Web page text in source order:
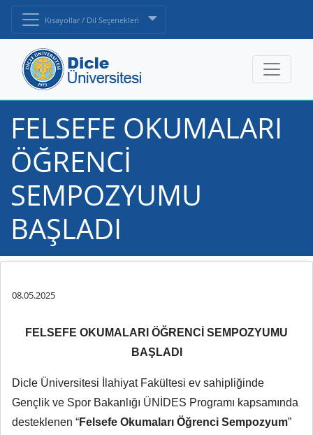
Kısayollar / Dil Seçenekleri
FELSEFE OKUMALARI
ÖĞRENCİ
SEMPOZYUMU
BAŞLADI
08.05.2025
FELSEFE OKUMALARI ÖĞRENCİ SEMPOZYUMU
BAŞLADI
Dicle Üniversitesi İlahiyat Fakültesi ev sahipliğinde
Gençlik ve Spor Bakanlığı ÜNİDES Programı kapsamında
desteklenen “Felsefe Okumaları Öğrenci Sempozyum”